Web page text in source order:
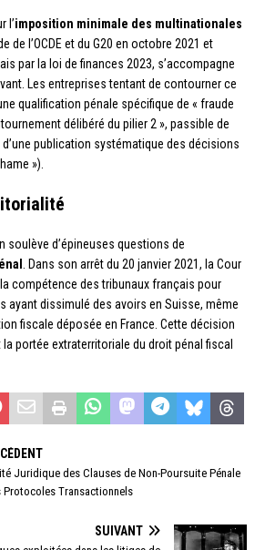
l’imposition minimale des multinationales
de l’OCDE et du G20 en octobre 2021 et
par la loi de finances 2023, s’accompagne
Les entreprises tentant de contourner ce
qualification pénale spécifique de « fraude
délibéré du pilier 2 », passible de
publication systématique des décisions
»).
soulève d’épineuses questions de
. Dans son arrêt du 20 janvier 2021, la Cour
compétence des tribunaux français pour
ayant dissimulé des avoirs en Suisse, même
fiscale déposée en France. Cette décision
portée extraterritoriale du droit pénal fiscal
Juridique des Clauses de Non-Poursuite Pénale
Protocoles Transactionnels
SUIVANT